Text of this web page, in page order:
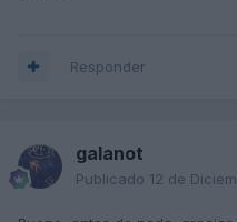
Responder
galanot
Publicado 12 de